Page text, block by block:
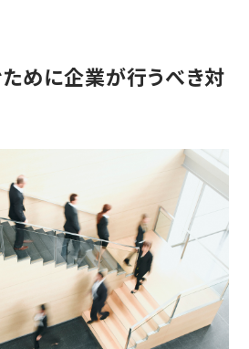
めに企業が行うべき対